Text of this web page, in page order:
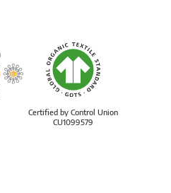
Certified by Control Union
CU1099579